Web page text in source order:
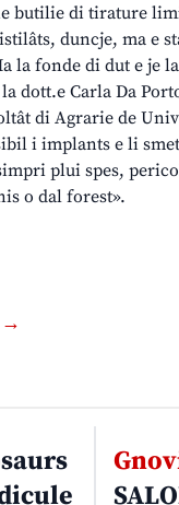
butilie di tirature
duncje, ma e
la fonde di dut e je
dott.e Carla Da
di Agrarie de
i implants e li
plui spes,
o dal forest».
→